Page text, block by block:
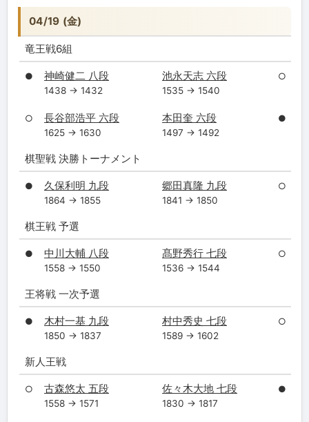
04/19 (金)
竜王戦6組
● 神崎健二 八段
1438 → 1432
池永天志 六段
1535 → 1540
○
○ 長谷部浩平 六段
1625 → 1630
本田奎 六段
1497 → 1492
●
棋聖戦 決勝トーナメント
● 久保利明 九段
1864 → 1855
郷田真隆 九段
1841 → 1850
○
棋王戦 予選
● 中川大輔 八段
1558 → 1550
髙野秀行 七段
1536 → 1544
○
王将戦 一次予選
● 木村一基 九段
1850 → 1837
村中秀史 七段
1589 → 1602
○
新人王戦
○ 古森悠太 五段
1558 → 1571
佐々木大地 七段
1830 → 1817
●